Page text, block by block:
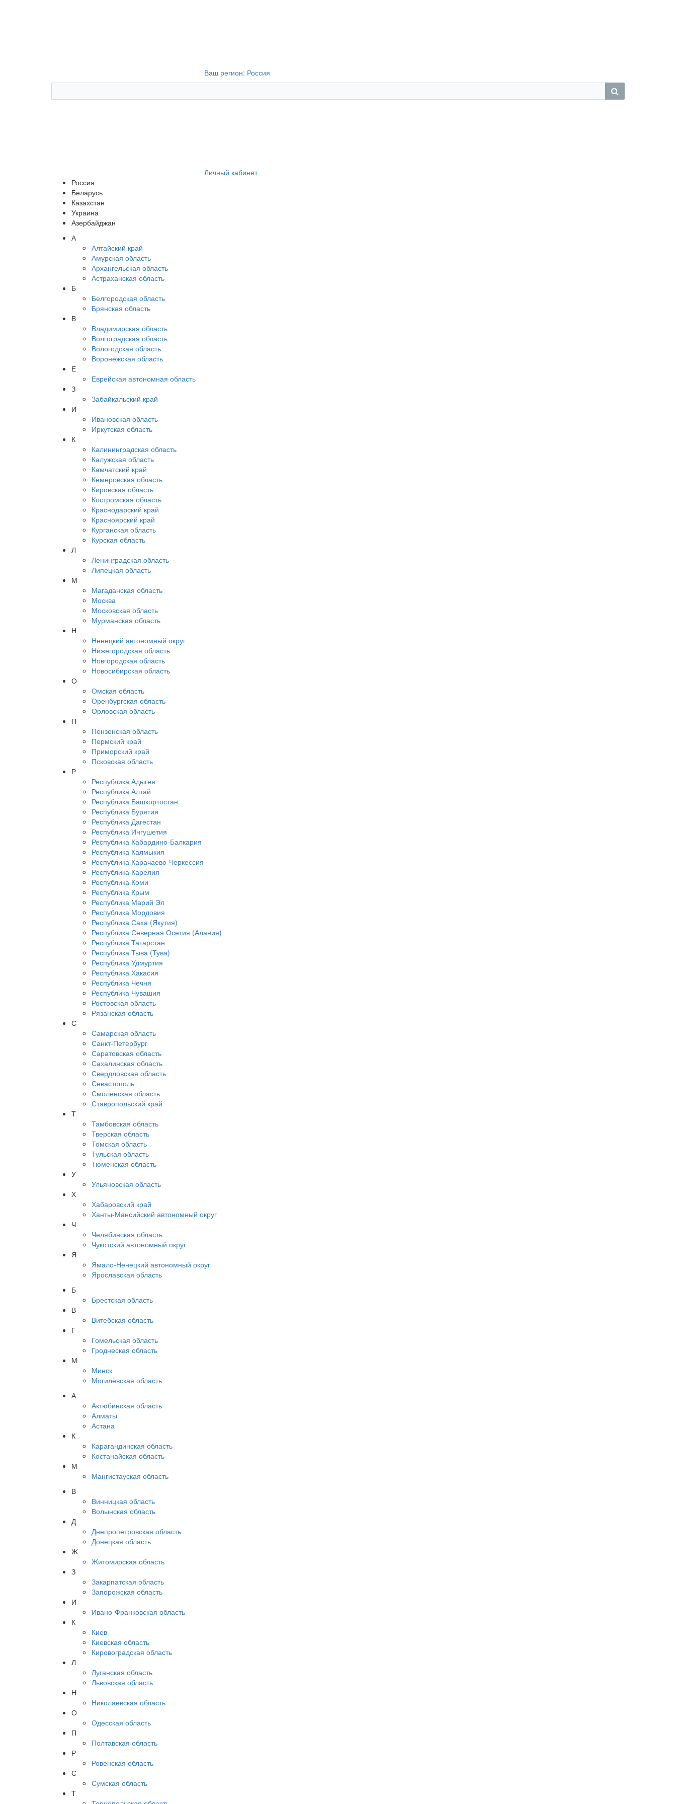
Ваш регион: Россия
Личный кабинет
Россия
Беларусь
Казахстан
Украина
Азербайджан
А
Алтайский край
Амурская область
Архангельская область
Астраханская область
Б
Белгородская область
Брянская область
В
Владимирская область
Волгоградская область
Вологодская область
Воронежская область
Е
Еврейская автономная область
З
Забайкальский край
И
Ивановская область
Иркутская область
К
Калининградская область
Калужская область
Камчатский край
Кемеровская область
Кировская область
Костромская область
Краснодарский край
Красноярский край
Курганская область
Курская область
Л
Ленинградская область
Липецкая область
М
Магаданская область
Москва
Московская область
Мурманская область
Н
Ненецкий автономный округ
Нижегородская область
Новгородская область
Новосибирская область
О
Омская область
Оренбургская область
Орловская область
П
Пензенская область
Пермский край
Приморский край
Псковская область
Р
Республика Адыгея
Республика Алтай
Республика Башкортостан
Республика Бурятия
Республика Дагестан
Республика Ингушетия
Республика Кабардино-Балкария
Республика Калмыкия
Республика Карачаево-Черкессия
Республика Карелия
Республика Коми
Республика Крым
Республика Марий Эл
Республика Мордовия
Республика Саха (Якутия)
Республика Северная Осетия (Алания)
Республика Татарстан
Республика Тыва (Тува)
Республика Удмуртия
Республика Хакасия
Республика Чечня
Республика Чувашия
Ростовская область
Рязанская область
С
Самарская область
Санкт-Петербург
Саратовская область
Сахалинская область
Свердловская область
Севастополь
Смоленская область
Ставропольский край
Т
Тамбовская область
Тверская область
Томская область
Тульская область
Тюменская область
У
Ульяновская область
Х
Хабаровский край
Ханты-Мансийский автономный округ
Ч
Челябинская область
Чукотский автономный округ
Я
Ямало-Ненецкий автономный округ
Ярославская область
Б
Брестская область
В
Витебская область
Г
Гомельская область
Гроднеская область
М
Минск
Могилёвская область
А
Актюбинская область
Алматы
Астана
К
Карагандинская область
Костанайская область
М
Мангистауская область
В
Винницкая область
Волынская область
Д
Днепропетровская область
Донецкая область
Ж
Житомирская область
З
Закарпатская область
Запорожская область
И
Ивано-Франковская область
К
Киев
Киевская область
Кировоградская область
Л
Луганская область
Львовская область
Н
Николаевская область
О
Одесская область
П
Полтавская область
Р
Ровенская область
С
Сумская область
Т